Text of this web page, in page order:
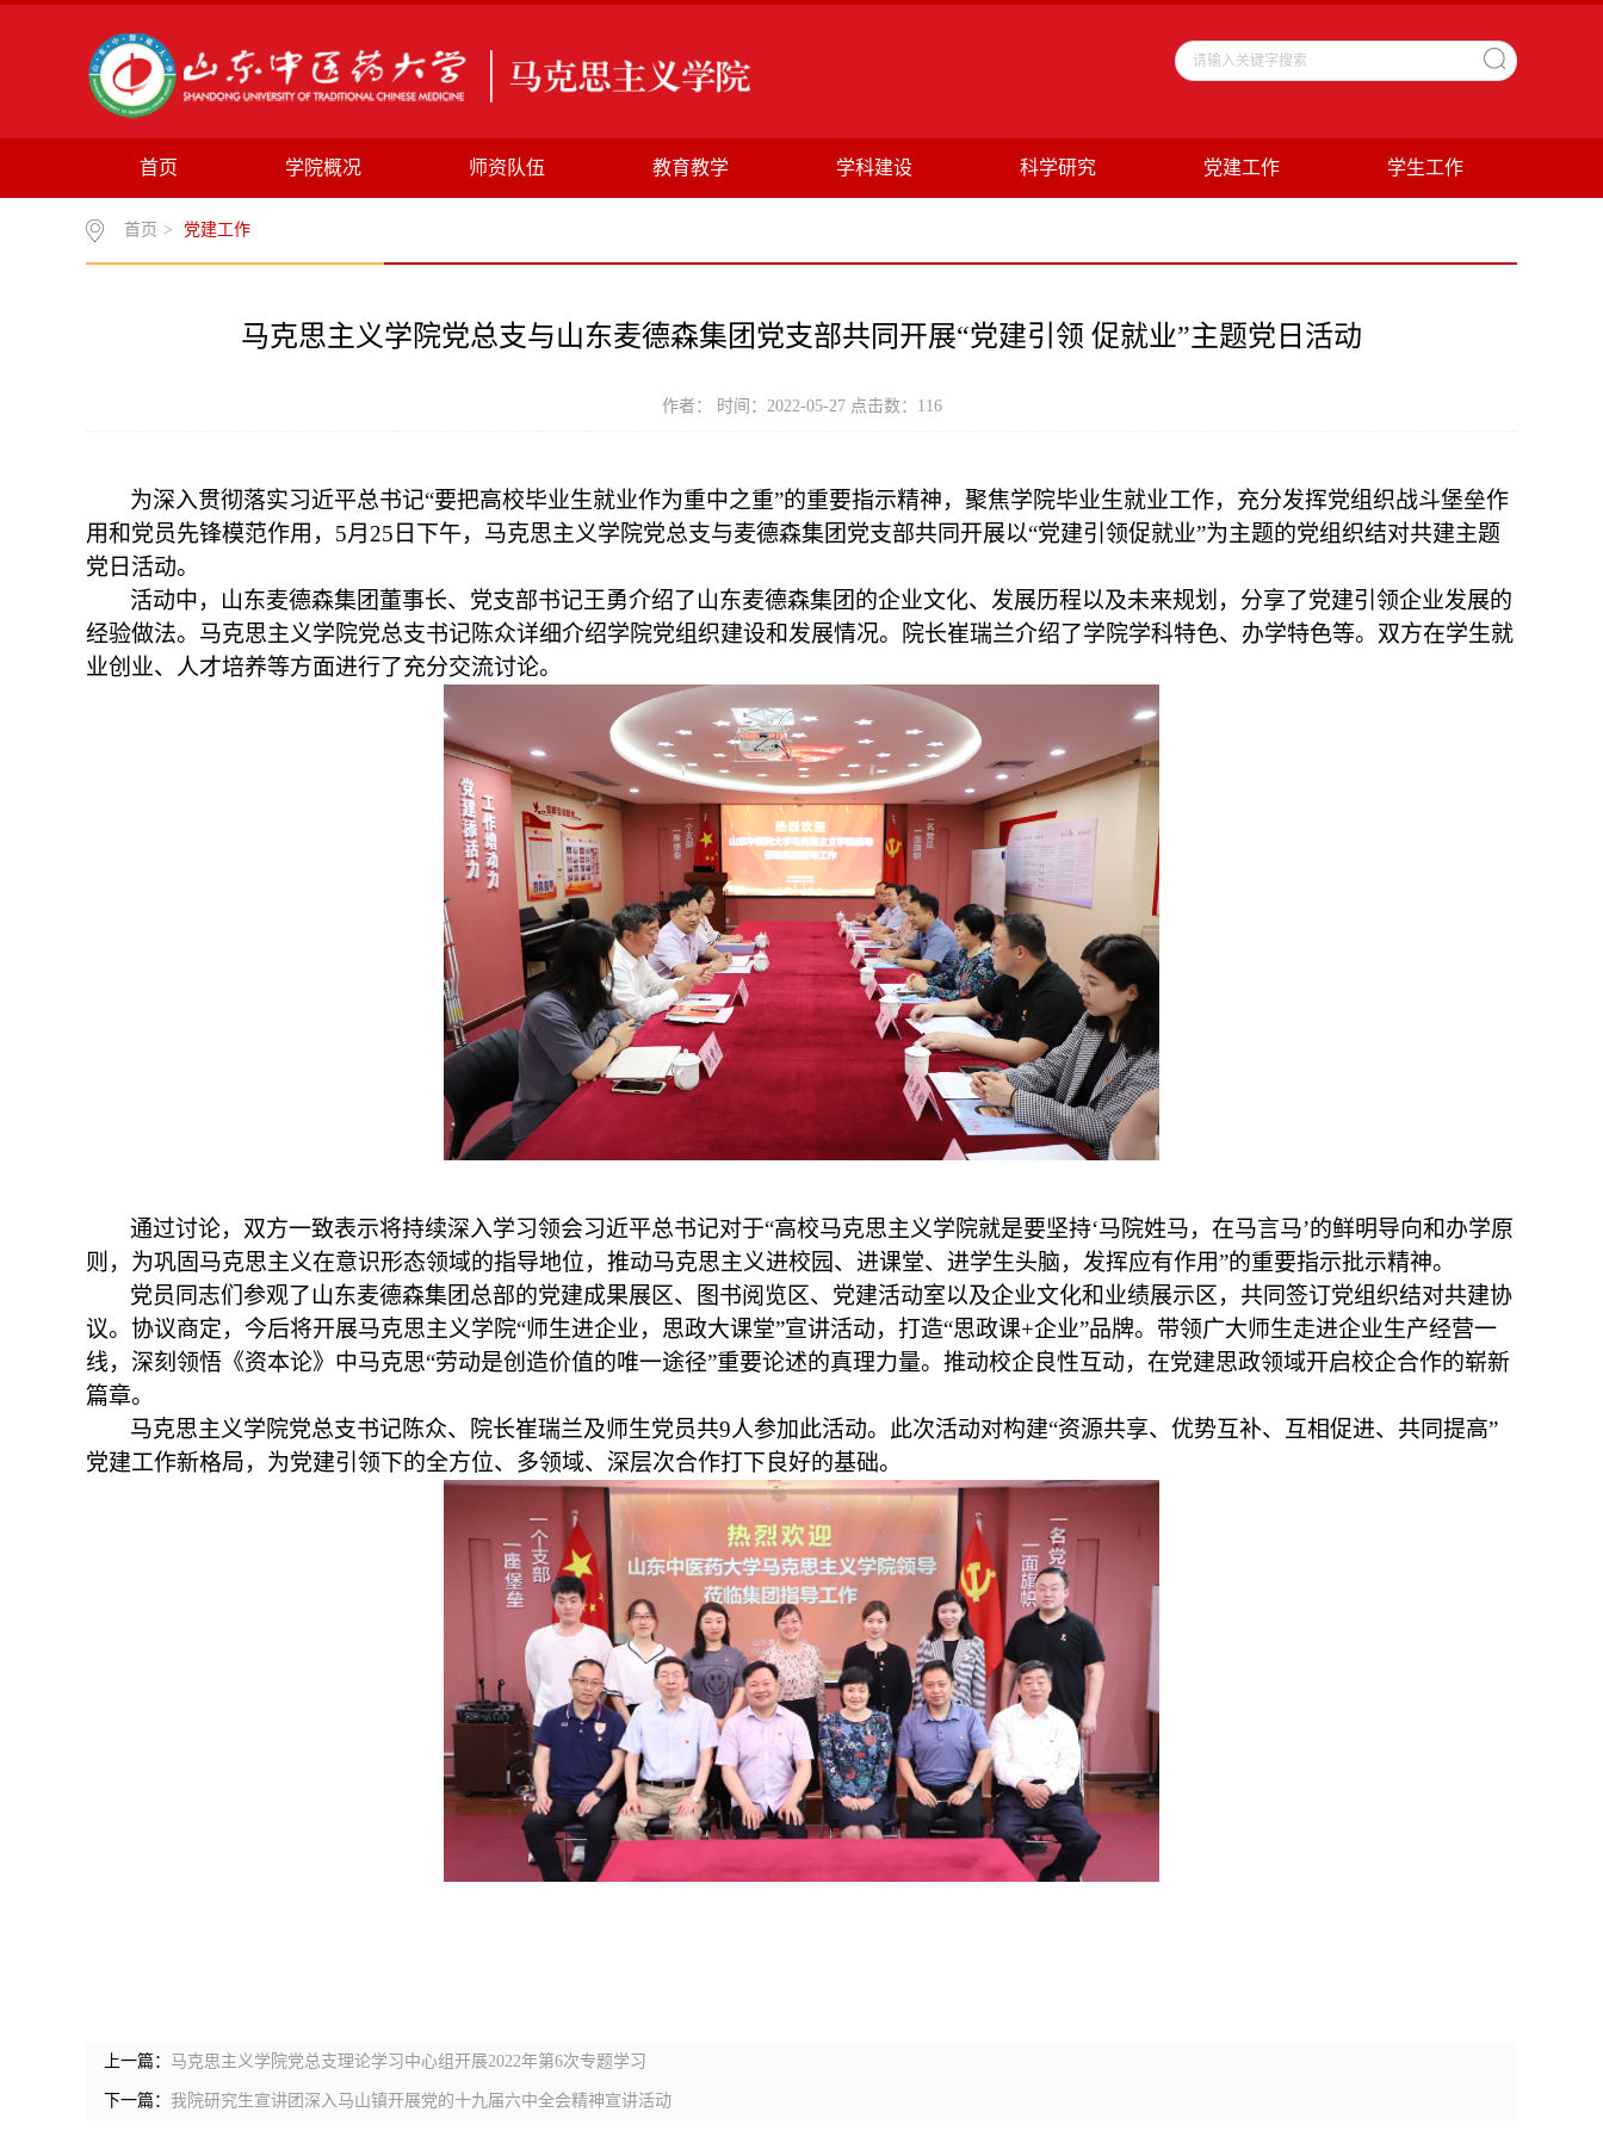
首页 学院概况 师资队伍 教育教学 学科建设 科学研究 党建工作 学生工作
首页 > 党建工作
马克思主义学院党总支与山东麦德森集团党支部共同开展“党建引领 促就业”主题党日活动
作者： 时间：2022-05-27 点击数： 116
为深入贯彻落实习近平总书记“要把高校毕业生就业作为重中之重”的重要指示精神，聚焦学院毕业生就业工作，充分发挥党组织战斗堡垒作
用和党员先锋模范作用，5月25日下午，马克思主义学院党总支与麦德森集团党支部共同开展以“党建引领促就业”为主题的党组织结对共建主题
党日活动。
活动中， 山东麦德森集团董事长、党支部书记王勇介绍了山东麦德森集团的企业文化、发展历程以及未来规划，分享了党建引领企业发展的
经验做法。 马克思主义学院党总支书记陈众详细介绍学院党组织建设和发展情况。 院长崔瑞兰介绍了学院学科特色、 办学特色等。 双方在学生就
业创业、人才培养等方面进行了充分交流讨论。
通过讨论，双方一致表示将持续深入学习领会习近平总书记对于“高校马克思主义学院就是要坚持‘马院姓马，在马言马’的鲜明导向和办学原
则，为巩固马克思主义在意识形态领域的指导地位，推动马克思主义进校园、进课堂、进学生头脑，发挥应有作用”的重要指示批示精神。
党员同志们参观了山东麦德森集团总部的党建成果展区、图书阅览区、党建活动室以及企业文化和业绩展示区，共同签订党组织结对共建协
议。协议商定，今后将开展马克思主义学院“师生进企业，思政大课堂”宣讲活动，打造“思政课+企业”品牌。带领广大师生走进企业生产经营一
线，深刻领悟《资本论》中马克思“劳动是创造价值的唯一途径”重要论述的真理力量。推动校企良性互动，在党建思政领域开启校企合作的崭新
篇章。
马克思主义学院党总支书记陈众、院长崔瑞兰及师生党员共9人参加此活动。此次活动对构建“资源共享、优势互补、互相促进、共同提高”
党建工作新格局，为党建引领下的全方位、多领域、深层次合作打下良好的基础。
上一篇： 马克思主义学院党总支理论学习中心组开展2022年第6次专题学习
下一篇： 我院研究生宣讲团深入马山镇开展党的十九届六中全会精神宣讲活动